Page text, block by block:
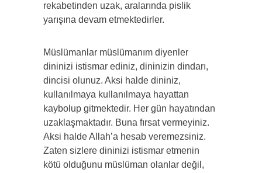
rekabetinden uzak, aralarında pislik
yarışına devam etmektedirler.
Müslümanlar müslümanım diyenler
dininizi istismar ediniz, dininizin dindarı,
dincisi olunuz. Aksi halde dininiz,
kullanılmaya kullanılmaya hayattan
kaybolup gitmektedir. Her gün hayatından
uzaklaşmaktadır. Buna fırsat vermeyiniz.
Aksi halde Allah’a hesab veremezsiniz.
Zaten sizlere dininizi istismar etmenin
kötü olduğunu müslüman olanlar değil,